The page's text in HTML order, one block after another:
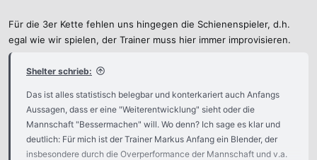
Für die 3er Kette fehlen uns hingegen die Schienenspieler, d.h.
egal wie wir spielen, der Trainer muss hier immer improvisieren.
Shelter schrieb:
Das ist alles statistisch belegbar und konterkariert auch Anfangs
Aussagen, dass er eine "Weiterentwicklung" sieht oder die
Mannschaft "Bessermachen" will. Wo denn? Ich sage es klar und
deutlich: Für mich ist der Trainer Markus Anfang ein Blender, der
insbesondere durch die Overperformance der Mannschaft und v.a.